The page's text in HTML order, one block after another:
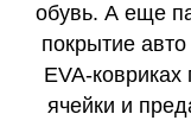
обувь. А еще
покрытие
EVA-
ячейки и